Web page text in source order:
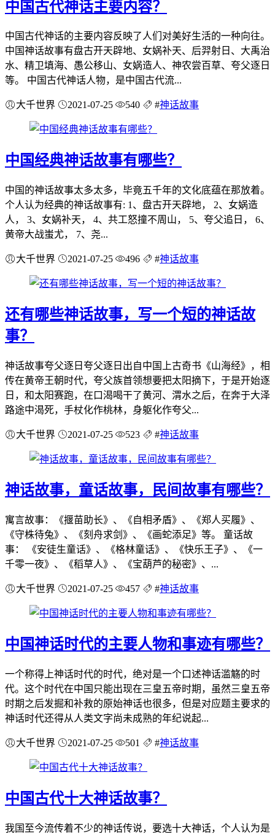
中国古代神话主要内容？
中国古代神话的主要内容反映了人们对美好生活的一种向往。
中国神话故事有盘古开天辟地、女娲补天、后羿射日、大禹治
水、精卫填海、愚公移山、女娲造人、神农尝百草、夸父逐日
等。 中国古代神话人物，是中国古代流...
大千世界 2021-07-25 540 #神话故事
中国经典神话故事有哪些？
中国的神话故事太多太多，毕竟五千年的文化底蕴在那放着。
个人认为经典的神话故事有: 1、盘古开天辟地， 2、女娲造
人， 3、女娲补天， 4、共工怒撞不周山， 5、夸父追日， 6、
黄帝大战蚩尤， 7、尧...
大千世界 2021-07-25 496 #神话故事
还有哪些神话故事，写一个短的神话故
事？
神话故事夸父逐日夸父逐日出自中国上古奇书《山海经》，相
传在黄帝王朝时代，夸父族首领想要把太阳摘下，于是开始逐
日，和太阳赛跑，在口渴喝干了黄河、渭水之后，在奔于大泽
路途中渴死，手杖化作桃林，身躯化作夸父...
大千世界 2021-07-25 523 #神话故事
神话故事，童话故事，民间故事有哪些？
寓言故事：《揠苗助长》、《自相矛盾》、《郑人买履》、
《守株待兔》、《刻舟求剑》、《画蛇添足》等。 童话故
事： 《安徒生童话》、《格林童话》、《快乐王子》、《一
千零一夜》、《稻草人》、《宝葫芦的秘密》、...
大千世界 2021-07-25 457 #神话故事
中国神话时代的主要人物和事迹有哪些？
一个称得上神话时代的时代，绝对是一个口述神话滥觞的时
代。这个时代在中国只能出现在三皇五帝时期，虽然三皇五帝
时期之后发掘和补救的原始神话也很多，但是对应题主要求的
神话时代还得从人类文字尚未成熟的年纪说起...
大千世界 2021-07-25 501 #神话故事
中国古代十大神话故事？
我国至今流传着不少的神话传说，要选十大神话，个人认为是